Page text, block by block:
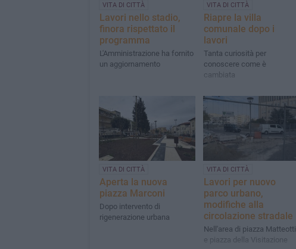
VITA DI CITTÀ
Lavori nello stadio,
finora rispettato il
programma
L'Amministrazione ha fornito
un aggiornamento
VITA DI CITTÀ
Riapre la villa
comunale dopo i
lavori
Tanta curiosità per
conoscere come è
cambiata
VITA DI CITTÀ
Aperta la nuova
piazza Marconi
Dopo intervento di
rigenerazione urbana
VITA DI CITTÀ
Lavori per nuovo
parco urbano,
modifiche alla
circolazione stradale
Nell'area di piazza Matteotti
e piazza della Visitazione